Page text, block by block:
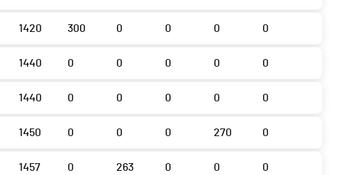
1420 300 0 0 0 0
1440 0 0 0 0 0
1440 0 0 0 0 0
1450 0 0 0 270 0
1457 0 263 0 0 0